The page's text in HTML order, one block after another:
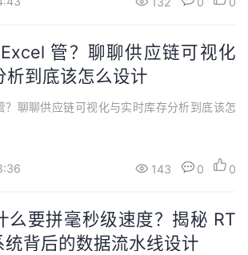
管？聊聊供应链可视化
析到底该怎么设计
？聊聊供应链可视化与实时库存分析到底该怎
143 0 0
么要拼毫秒级速度？揭秘 RT
统背后的数据流水线设计